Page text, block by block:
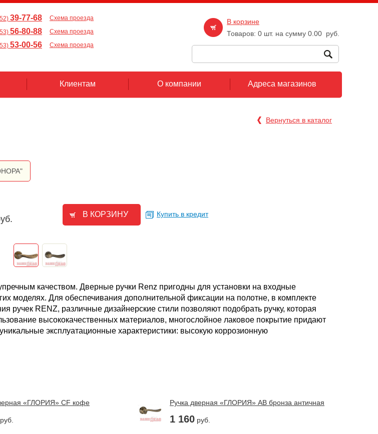
Вернуться в каталог
Купить в кредит
качеством. Дверные ручки Renz пригодны для установки на входные
моделях. Для обеспечивания дополнительной фиксации на полотне, в комплекте
RENZ, различные дизайнерские стили позволяют подобрать ручку, которая
высококачественных материалов, многослойное лаковое покрытие придают
эксплуатационные характеристики: высокую коррозионную
«ГЛОРИЯ» CF кофе
руб.
Ручка дверная «ГЛОРИЯ» AB бронза античная
1 160 руб.
39-77-68
Схема проезда
56-80-88
Схема проезда
53-00-56 Схема проезда
В корзине
Товаров: 0 шт. на сумму 0.00 руб.
Клиентам О компании Адреса магазинов